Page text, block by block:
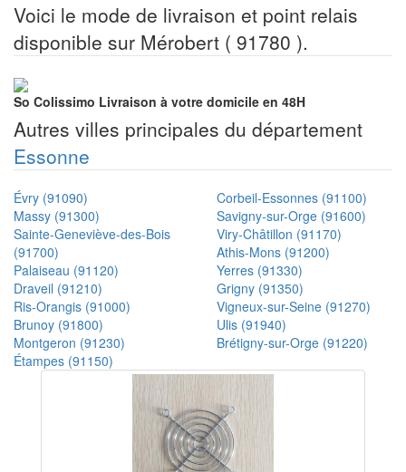
Voici le mode de livraison et point relais
disponible sur Mérobert ( 91780 ).
So Colissimo Livraison à votre domicile en 48H
Autres villes principales du département
Essonne
Évry (91090)
Corbeil-Essonnes (91100)
Massy (91300)
Savigny-sur-Orge (91600)
Sainte-Geneviève-des-Bois
(91700)
Viry-Châtillon (91170)
Athis-Mons (91200)
Palaiseau (91120)
Yerres (91330)
Draveil (91210)
Grigny (91350)
Ris-Orangis (91000)
Vigneux-sur-Seine (91270)
Brunoy (91800)
Ulis (91940)
Montgeron (91230)
Brétigny-sur-Orge (91220)
Étampes (91150)